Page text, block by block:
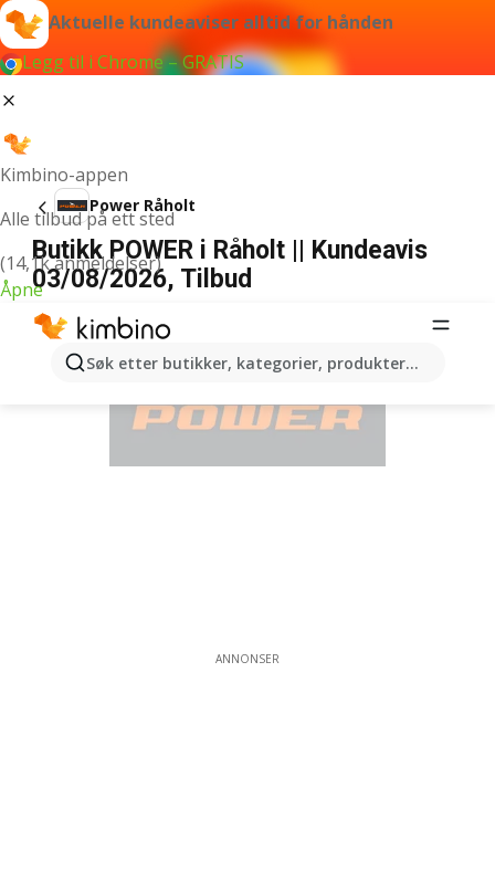
Aktuelle kundeaviser alltid for hånden
Legg til i Chrome – GRATIS
Kimbino-appen
Alle tilbud på ett sted
(14,1k anmeldelser)
Åpne
Søk etter butikker, kategorier, produkter...
Power Råholt
Butikk POWER i Råholt || Kundeavis
03/08/2026, Tilbud
ANNONSER